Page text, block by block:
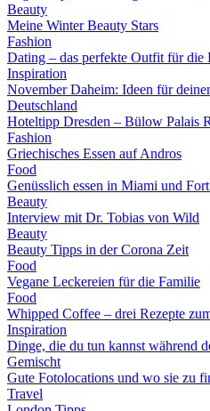
Beauty
Meine Winter Beauty Stars
Fashion
Dating – das perfekte Outfit für die
Inspiration
November Daheim: Ideen für
Deutschland
Hoteltipp Dresden – Bülow Palais
Fashion
Griechisches Essen auf Andros
Food
Genüsslich essen in Miami und
Beauty
Interview mit Dr. Tobias von Wild
Beauty
Beauty Tipps in der Corona Zeit
Food
Vegane Leckereien für die Familie
Food
Whipped Coffee – drei Rezepte
Inspiration
Dinge, die du tun kannst während
Gemischt
Gute Fotolocations und wo sie zu
Travel